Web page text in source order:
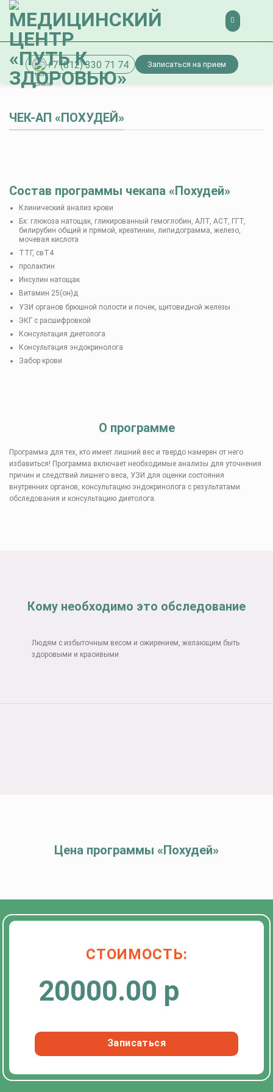
Skip
content
+7 (812) 330 71 74 Записаться на прием
ЧЕК-АП «ПОХУДЕЙ»
Состав программы чекапа «Похудей»
Клинический анализ крови
Бх: глюкоза натощак, гликированный гемоглобин, АЛТ, АСТ, ГГТ,
билирубин общий и прямой, креатинин, липидограмма, железо,
мочевая кислота
ТТГ, свТ4
пролактин
Инсулин натощак
Витамин 25(он)д
УЗИ органов брюшной полости и почек, щитовидной железы
ЭКГ с расшифровкой
Консультация диетолога
Консультация эндокринолога
Забор крови
О программе
Программа для тех, кто имеет лишний вес и твердо намерен от него
избавиться! Программа включает необходимые анализы для уточнения
причин и следствий лишнего веса, УЗИ для оценки состояния
внутренних органов, консультацию эндокринолога с результатами
обследования и консультацию диетолога.
Кому необходимо это обследование
Людям с избыточным весом и ожирением, желающим быть
здоровыми и красивыми
Цена программы «Похудей»
СТОИМОСТЬ:
20000.00 р
Записаться